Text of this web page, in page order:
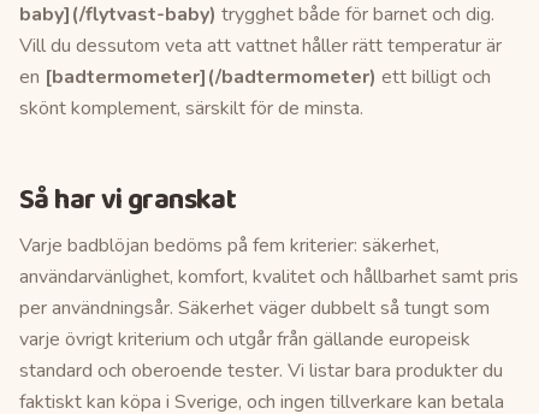
baby](/flytvast-baby) trygghet både för barnet och dig.
Vill du dessutom veta att vattnet håller rätt temperatur är
en [badtermometer](/badtermometer) ett billigt och
skönt komplement, särskilt för de minsta.
Så har vi granskat
Varje badblöjan bedöms på fem kriterier: säkerhet,
användarvänlighet, komfort, kvalitet och hållbarhet samt pris
per användningsår. Säkerhet väger dubbelt så tungt som
varje övrigt kriterium och utgår från gällande europeisk
standard och oberoende tester. Vi listar bara produkter du
faktiskt kan köpa i Sverige, och ingen tillverkare kan betala